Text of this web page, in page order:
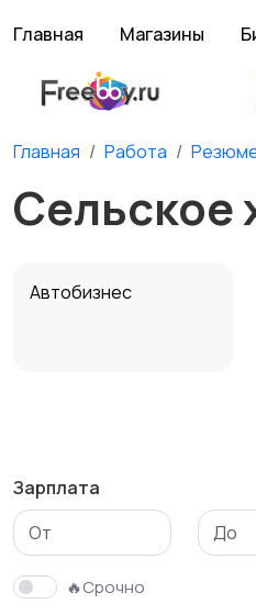
Главная Магазины
Главная Работа
Сельское
Автобизнес
Медицина
Зарплата
🔥Срочно